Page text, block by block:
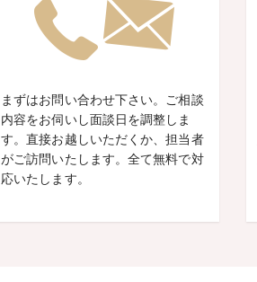
まずはお問い合わせ下さい。ご相談
内容をお伺いし面談日を調整しま
す。直接お越しいただくか、担当者
がご訪問いたします。全て無料で対
応いたします。